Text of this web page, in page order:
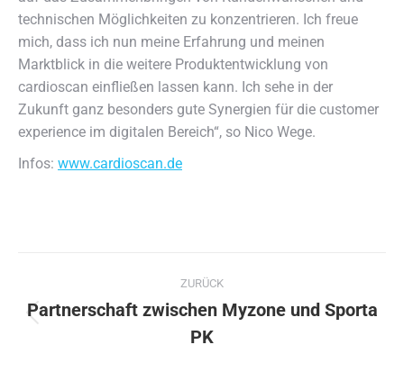
technischen Möglichkeiten zu konzentrieren. Ich freue
mich, dass ich nun meine Erfahrung und meinen
Marktblick in die weitere Produktentwicklung von
cardioscan einfließen lassen kann. Ich sehe in der
Zukunft ganz besonders gute Synergien für die customer
experience im digitalen Bereich“, so Nico Wege.
Infos: www.cardioscan.de
Kommentarnavigation
ZURÜCK
Vorheriger
Beitrag:
Partnerschaft zwischen Myzone und Sporta
PK